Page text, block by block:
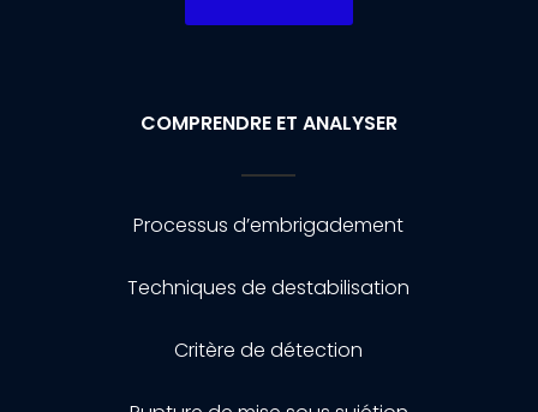
COMPRENDRE ET ANALYSER
Processus d’embrigadement
Techniques de destabilisation
Critère de détection